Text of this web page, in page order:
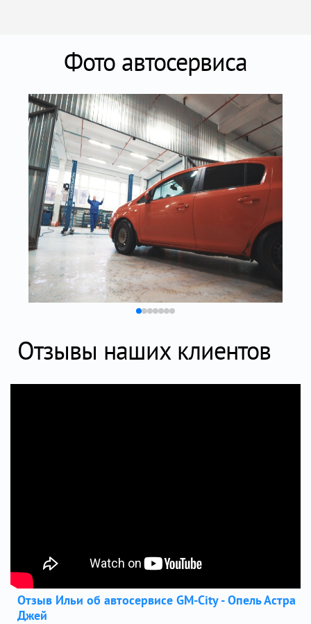
Фото автосервиса
Отзывы наших клиентов
Отзыв Ильи об автосервисе GM-City - Опель Астра
Джей